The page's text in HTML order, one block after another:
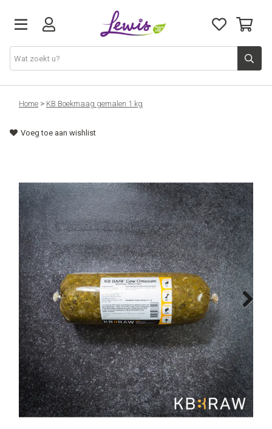
Honden
Katten
Openingsuren
Cadeaubon
Natuurvoeding
Merken
Over Ons
Blog
Home > KB Boekmaag gemalen 1 kg
Voeg toe aan wishlist
Next